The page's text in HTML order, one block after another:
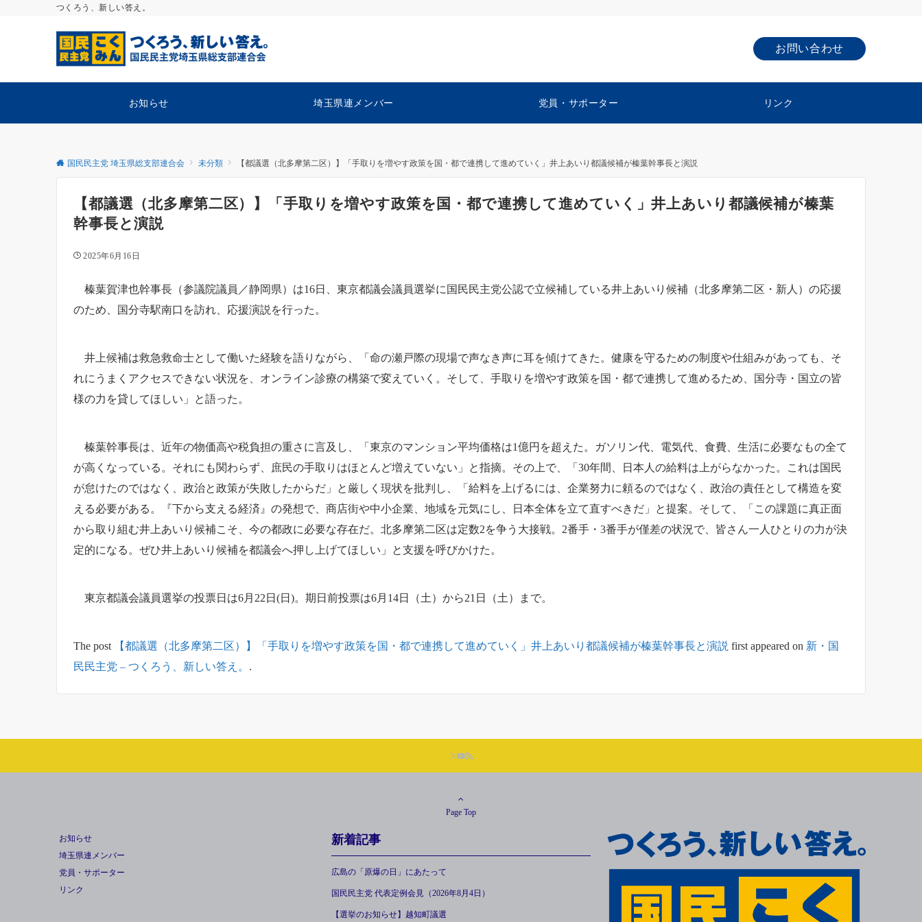
つくろう、新しい答え。
お問い合わせ
お知らせ 埼玉県連メンバー 党員・サポーター リンク
国民民主党 埼玉県総支部連合会 未分類 【都議選（北多摩第二区）】「手取りを増やす政策を国・都で連携して進めていく」井上あいり都議候補が榛葉幹事長と演説
【都議選（北多摩第二区）】「手取りを増やす政策を国・都で連携して進めていく」井上あいり都議候補が榛葉
幹事長と演説
2025年6月16日
榛葉賀津也幹事長（参議院議員／静岡県）は16日、東京都議会議員選挙に国民民主党公認で立候補している井上あいり候補（北多摩第二区・新人）の応援
のため、国分寺駅南口を訪れ、応援演説を行った。
井上候補は救急救命士として働いた経験を語りながら、「命の瀬戸際の現場で声なき声に耳を傾けてきた。健康を守るための制度や仕組みがあっても、そ
れにうまくアクセスできない状況を、オンライン診療の構築で変えていく。そして、手取りを増やす政策を国・都で連携して進めるため、国分寺・国立の皆
様の力を貸してほしい」と語った。
榛葉幹事長は、近年の物価高や税負担の重さに言及し、「東京のマンション平均価格は1億円を超えた。ガソリン代、電気代、食費、生活に必要なもの全て
が高くなっている。それにも関わらず、庶民の手取りはほとんど増えていない」と指摘。その上で、「30年間、日本人の給料は上がらなかった。これは国民
が怠けたのではなく、政治と政策が失敗したからだ」と厳しく現状を批判し、「給料を上げるには、企業努力に頼るのではなく、政治の責任として構造を変
える必要がある。『下から支える経済』の発想で、商店街や中小企業、地域を元気にし、日本全体を立て直すべきだ」と提案。そして、「この課題に真正面
から取り組む井上あいり候補こそ、今の都政に必要な存在だ。北多摩第二区は定数2を争う大接戦。2番手・3番手が僅差の状況で、皆さん一人ひとりの力が決
定的になる。ぜひ井上あいり候補を都議会へ押し上げてほしい」と支援を呼びかけた。
東京都議会議員選挙の投票日は6月22日(日)。期日前投票は6月14日（土）から21日（土）まで。
The post 【都議選（北多摩第二区）】「手取りを増やす政策を国・都で連携して進めていく」井上あいり都議候補が榛葉幹事長と演説 first appeared on 新・国
民民主党 – つくろう、新しい答え。 .
Page Top
お知らせ
埼玉県連メンバー
党員・サポーター
リンク
新着記事
広島の「原爆の日」にあたって
国民民主党 代表定例会見（2026年8月4日）
【選挙のお知らせ】越知町議選